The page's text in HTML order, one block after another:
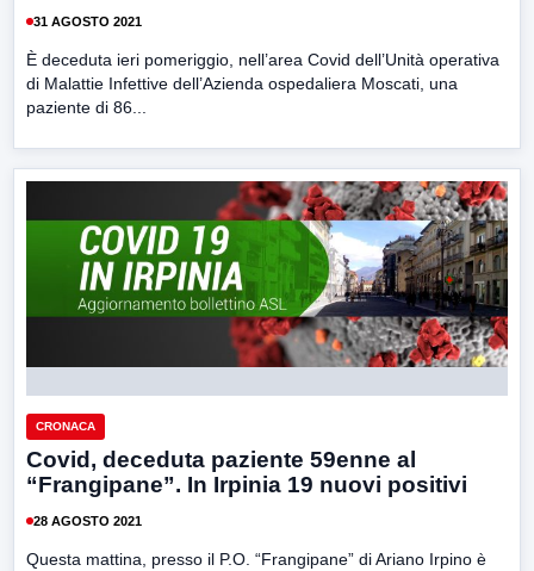
31 AGOSTO 2021
È deceduta ieri pomeriggio, nell’area Covid dell’Unità operativa
di Malattie Infettive dell’Azienda ospedaliera Moscati, una
paziente di 86...
CRONACA
Covid, deceduta paziente 59enne al
“Frangipane”. In Irpinia 19 nuovi positivi
28 AGOSTO 2021
Questa mattina, presso il P.O. “Frangipane” di Ariano Irpino è